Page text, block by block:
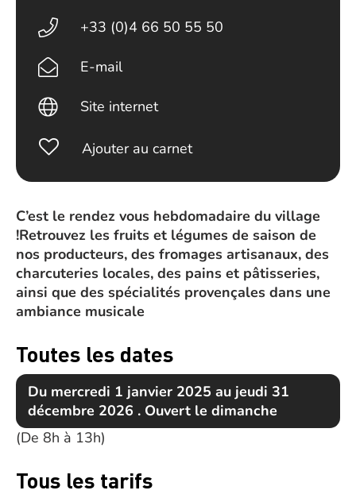
C’est le rendez vous hebdomadaire du village
!Retrouvez les fruits et légumes de saison de
nos producteurs, des fromages artisanaux, des
charcuteries locales, des pains et pâtisseries,
ainsi que des spécialités provençales dans une
ambiance musicale
Toutes les dates
Du mercredi 1 janvier 2025 au jeudi 31
décembre 2026 . Ouvert le dimanche
(De 8h à 13h)
Tous les tarifs
+33 (0)4 66 50 55 50
E-mail
Site internet
Ajouter au carnet